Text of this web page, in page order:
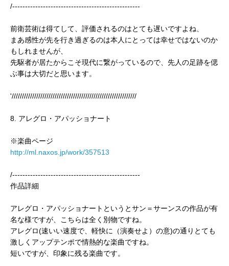
/--------------------------------------------------
前衛芸術は得てして、評価されるのはとても遅いですよね、
まあ感性が先を行き過ぎるのは本人にとっては幸せではないのか
もしれませんが、
先駆者が居たからこそ現代に繋がっているので、先人の足跡を偲
ぶ事は大切だと思います。
'/////////////////////////////////////////////////////////////
8. アレグロ・アパッショナート
※楽曲ページ
http://ml.naxos.jp/work/357513
/--------------------------------------------------
作品詳細
アレグロ・アパッショナートというとサン＝サーンスの作品が有
名な様ですが、こちらは全く別物ですね。
アレグロ(速いい速度で、軽快に（演奏せよ）の意)の通りとても
激しくアップテンポで情熱的な楽曲ですね。
短いですが、印象に残る楽曲です。